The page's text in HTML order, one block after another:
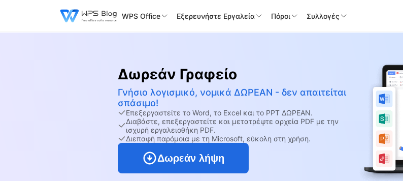
WPS Office Εξερευνήστε Εργαλεία Πόροι Συλλογές
Δωρεάν Γραφείο
Γνήσιο λογισμικό, νομικά ΔΩΡΕΑΝ - δεν απαιτείται
σπάσιμο!
Επεξεργαστείτε το Word, το Excel και το PPT ΔΩΡΕΑΝ.
Διαβάστε, επεξεργαστείτε και μετατρέψτε αρχεία PDF με την
ισχυρή εργαλειοθήκη PDF.
Διεπαφή παρόμοια με τη Microsoft, εύκολη στη χρήση.
Δωρεάν λήψη